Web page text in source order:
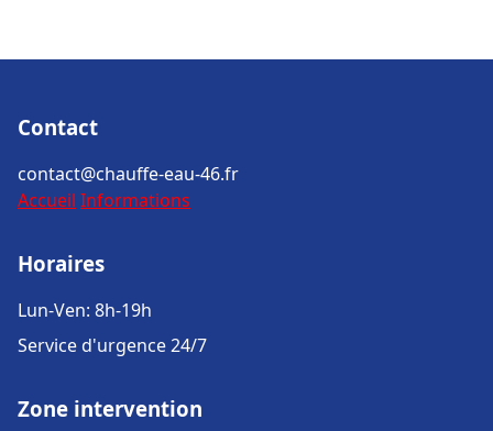
Contact
contact@chauffe-eau-46.fr
Accueil Informations
Horaires
Lun-Ven: 8h-19h
Service d'urgence 24/7
Zone intervention